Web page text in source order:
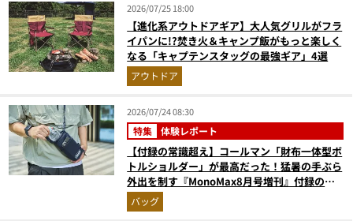
2026/07/25 18:00
【進化系アウトドアギア】大人気グリルがフラ
イパンに!?焚き火＆キャンプ飯がもっと楽しく
なる「キャプテンスタッグの最強ギア」4選
アウトドア
2026/07/24 08:30
特集 体験レポート
【付録の常識超え】コールマン「財布一体型ボ
トルショルダー」が最高だった！猛暑の手ぶら
外出を制す『MonoMax8月号増刊』付録の実
力をスタイリストが徹底レポ
バッグ